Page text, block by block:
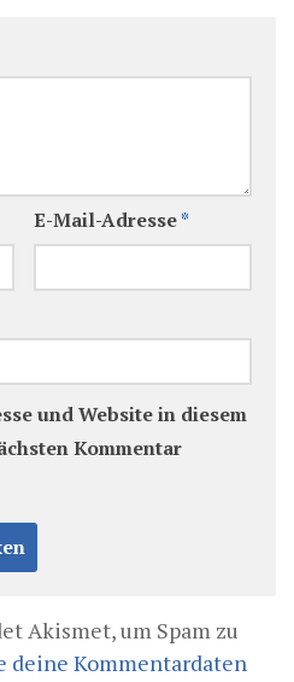
E-Mail-Adresse*
und Website in diesem
Kommentar
Akismet, um Spam zu
deine Kommentardaten